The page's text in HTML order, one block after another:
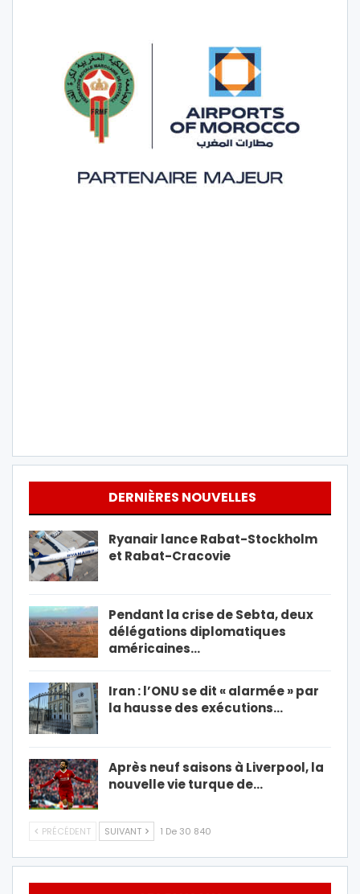
DERNIÈRES NOUVELLES
Ryanair lance Rabat-Stockholm
et Rabat-Cracovie
Pendant la crise de Sebta, deux
délégations diplomatiques
américaines…
Iran : l’ONU se dit « alarmée » par
la hausse des exécutions…
Après neuf saisons à Liverpool, la
nouvelle vie turque de…
PRÉCÉDENT SUIVANT 1 De 30 840